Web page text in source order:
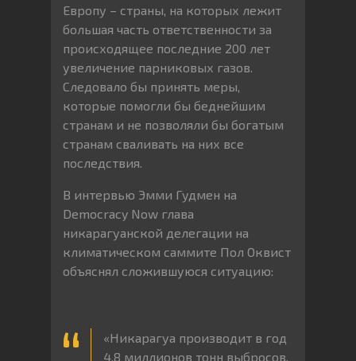
Европу – страны, на которых лежит
большая часть ответственности за
происходящее последние 200 лет
увеличение парниковых газов.
Следовало бы принять меры,
которые помогли бы беднейшим
странам и не позволяли бы богатым
странам сваливать на них все
последствия.
В интервью Эмми Гудмен на
Democracy Now глава
никарагуанской делегации на
климатическом саммите Пол Оквист
объяснял сложившуюся ситуацию:
«Никарагуа производит в год
4,8 миллионов тонн выбросов.